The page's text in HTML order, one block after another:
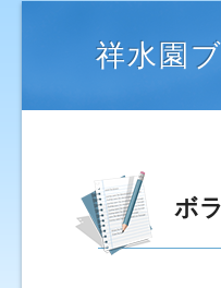
祥水園
ボ